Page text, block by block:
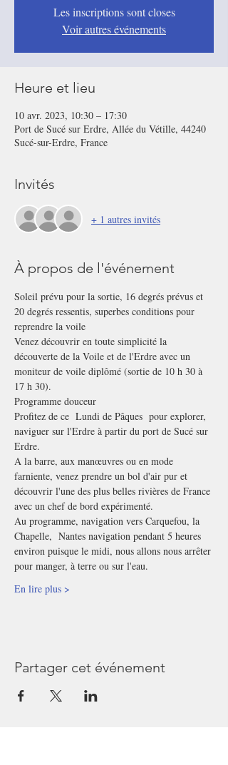
Les inscriptions sont closes
Voir autres événements
Heure et lieu
10 avr. 2023, 10:30 – 17:30
Port de Sucé sur Erdre, Allée du Vétille, 44240
Sucé-sur-Erdre, France
Invités
+ 1 autres invités
À propos de l'événement
Soleil prévu pour la sortie, 16 degrés prévus et
20 degrés ressentis, superbes conditions pour
reprendre la voile
Venez découvrir en toute simplicité la
découverte de la Voile et de l'Erdre avec un
moniteur de voile diplômé (sortie de 10 h 30 à
17 h 30).
Programme douceur
Profitez de ce  Lundi de Pâques  pour explorer,
naviguer sur l'Erdre à partir du port de Sucé sur
Erdre.
A la barre, aux manœuvres ou en mode
farniente, venez prendre un bol d'air pur et
découvrir l'une des plus belles rivières de France
avec un chef de bord expérimenté.
Au programme, navigation vers Carquefou, la
Chapelle,  Nantes navigation pendant 5 heures
environ puisque le midi, nous allons nous arrêter
pour manger, à terre ou sur l'eau.
En lire plus >
Partager cet événement